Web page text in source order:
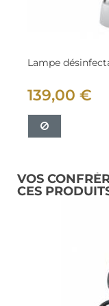
Lampe
139,00 €
VOS
CES